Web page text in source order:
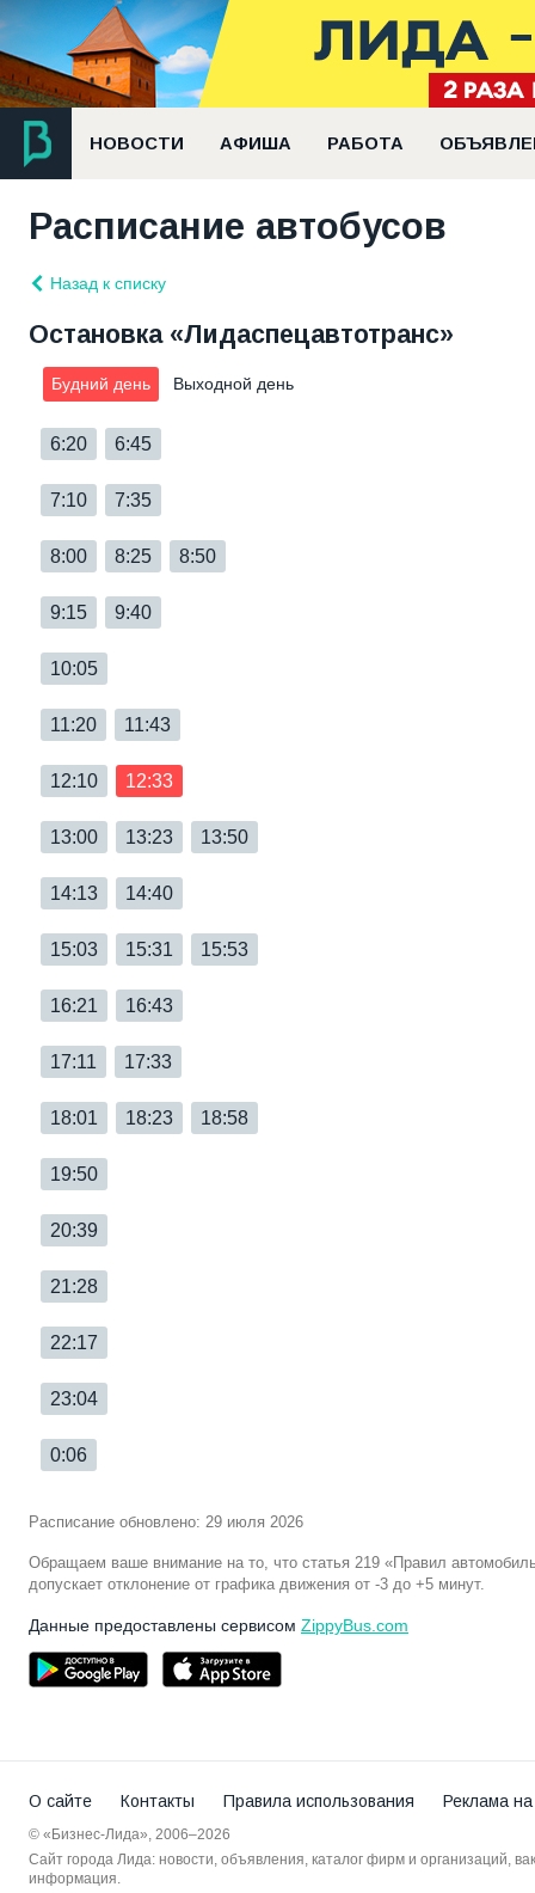
НОВОСТИ АФИША РАБОТА
Расписание автобусов
Назад к списку
Остановка «Лидаспецавтотранс»
Будний день Выходной день
6:20 6:45
7:10 7:35
8:00 8:25 8:50
9:15 9:40
10:05
11:20 11:43
12:10 12:33
13:00 13:23 13:50
14:13 14:40
15:03 15:31 15:53
16:21 16:43
17:11 17:33
18:01 18:23 18:58
19:50
20:39
21:28
22:17
23:04
0:06
Расписание обновлено: 29 июля 2026
Обращаем ваше внимание на то, что статья 219 «Правил
допускает отклонение от графика движения от -3 до +5 минут.
Данные предоставлены сервисом ZippyBus.com
О сайте Контакты Правила использования Реклама
© «Бизнес-Лида», 2006–2026
Сайт города Лида: новости, объявления, каталог фирм и организаций,
информация.